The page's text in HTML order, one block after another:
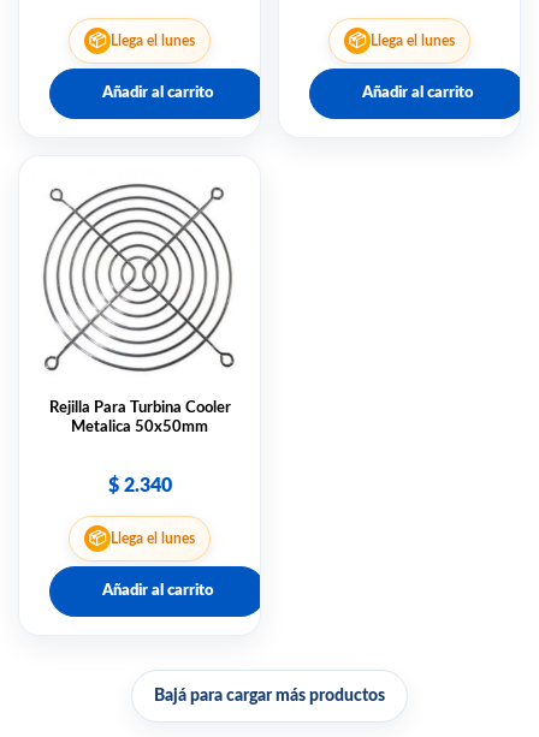
📦 Llega el lunes
Añadir al carrito
📦 Llega el lunes
Añadir al carrito
Rejilla Para Turbina Cooler
Metalica 50x50mm
$2.340
📦 Llega el lunes
Añadir al carrito
Bajá para cargar más productos